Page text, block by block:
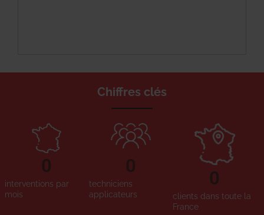
Chiffres clés
interventions par
mois
0
techniciens
applicateurs
0
clients dans toute la
France
0